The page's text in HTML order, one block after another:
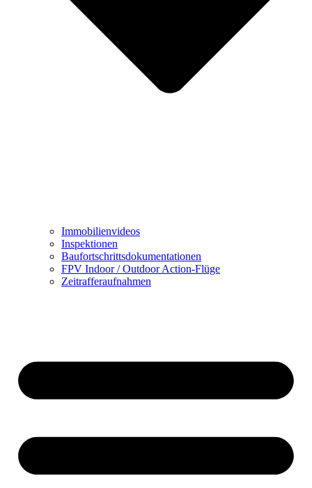
Immobilienvideos
Inspektionen
Baufortschrittsdokumentationen
FPV Indoor / Outdoor Action-Flüge
Zeitrafferaufnahmen